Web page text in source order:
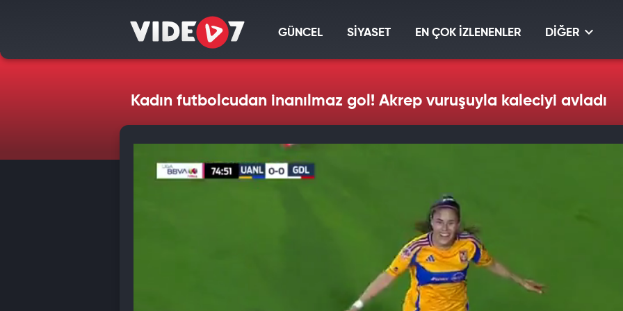
GÜNCEL SİYASET EN ÇOK İZLENENLER DİĞER
Kadın futbolcudan inanılmaz gol! Akrep vuruşuyla kaleciyi avladı